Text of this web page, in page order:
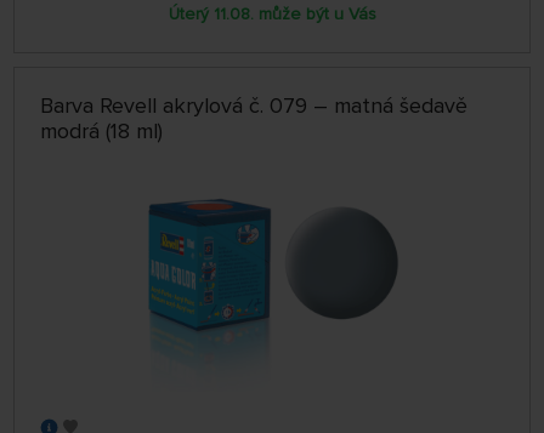
Úterý 11.08. může být u Vás
Barva Revell akrylová č. 079 – matná šedavě
modrá (18 ml)